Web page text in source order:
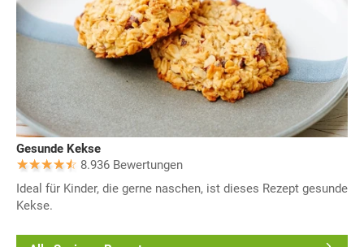
Gesunde Kekse
8.936 Bewertungen
Ideal für Kinder, die gerne naschen, ist dieses Rezept gesunde
Kekse.